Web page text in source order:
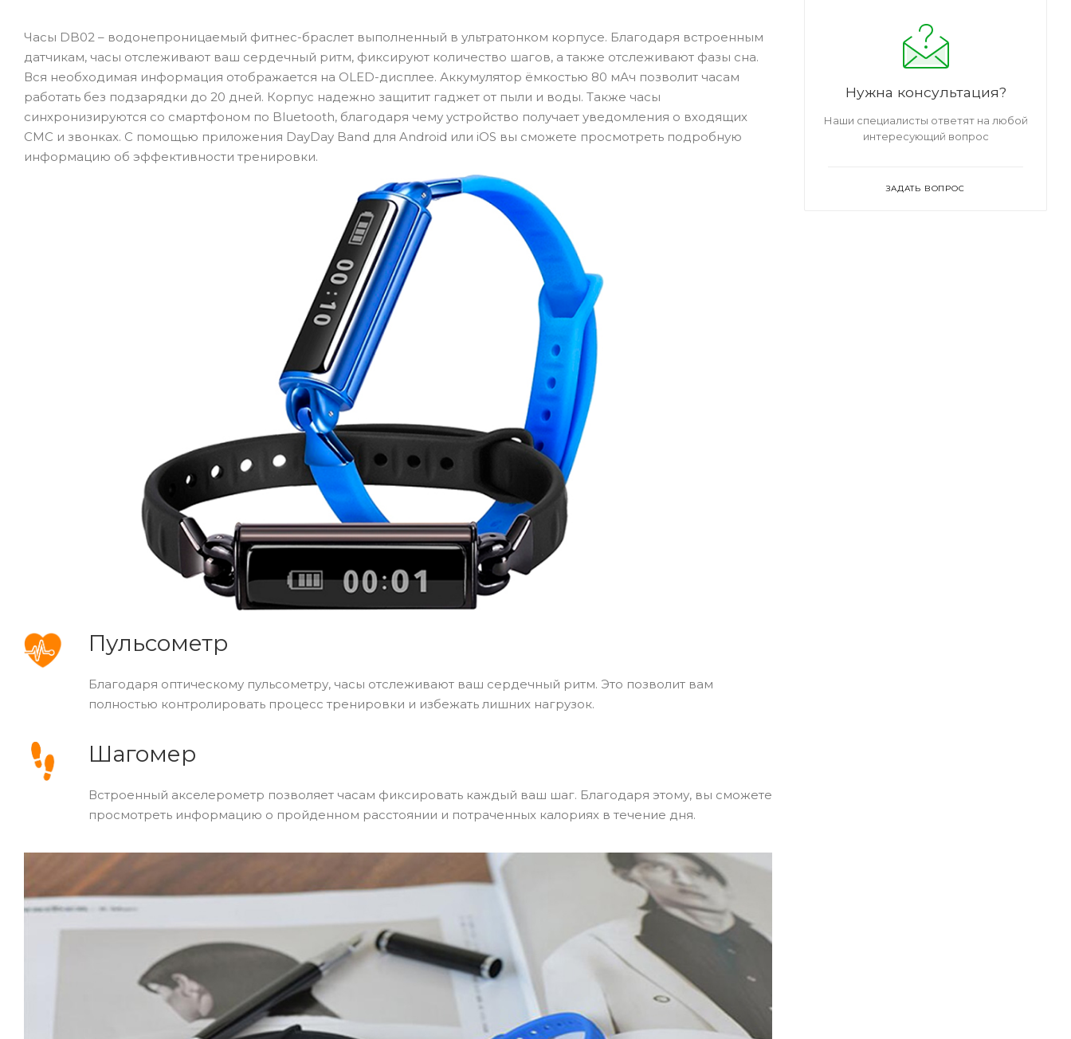
Часы DB02 – водонепроницаемый фитнес-браслет выполненный в ультратонком корпусе. Благодаря встроенным
датчикам, часы отслеживают ваш сердечный ритм, фиксируют количество шагов, а также отслеживают фазы сна.
Вся необходимая информация отображается на OLED-дисплее. Аккумулятор ёмкостью 80 мАч позволит часам
работать без подзарядки до 20 дней. Корпус надежно защитит гаджет от пыли и воды. Также часы
синхронизируются со смартфоном по Bluetooth, благодаря чему устройство получает уведомления о входящих
СМС и звонках. С помощью приложения DayDay Band для Android или iOS вы сможете просмотреть подробную
информацию об эффективности тренировки.
Пульсометр
Благодаря оптическому пульсометру, часы отслеживают ваш сердечный ритм. Это позволит вам
полностью контролировать процесс тренировки и избежать лишних нагрузок.
Шагомер
Встроенный акселерометр позволяет часам фиксировать каждый ваш шаг. Благодаря этому, вы сможете
просмотреть информацию о пройденном расстоянии и потраченных калориях в течение дня.
Нужна консультация?
Наши специалисты ответят на любой
интересующий вопрос
ЗАДАТЬ ВОПРОС